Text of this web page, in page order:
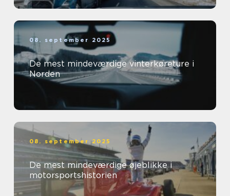
08. september 2025
De mest mindeværdige vinterkøreture i
Norden
08. september 2025
De mest mindeværdige øjeblikke i
motorsportshistorien